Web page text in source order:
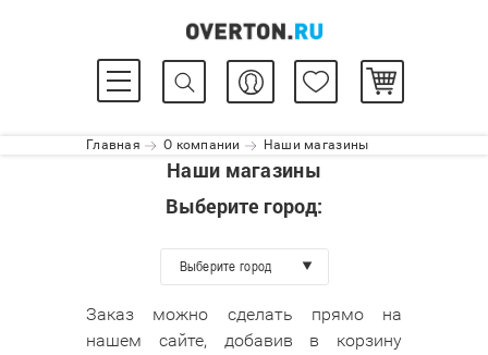
Главная О компании Наши магазины
Наши магазины
Выберите город:
Выберите город
Заказ можно сделать прямо на
нашем сайте, добавив в корзину